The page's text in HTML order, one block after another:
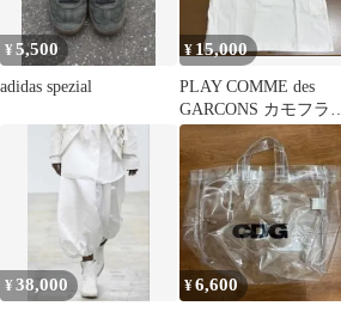
¥5,500
adidas spezial
¥ 15,000
PLAY COMME des
GARCONS カモフラT
シャツL 新品未使用
¥38,000 ¥6,600